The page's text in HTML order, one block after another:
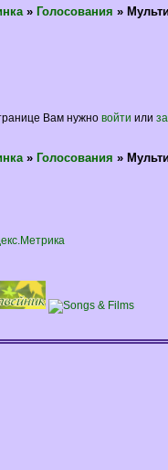
» Голосования »
Вам нужно войти или
»Голосования »